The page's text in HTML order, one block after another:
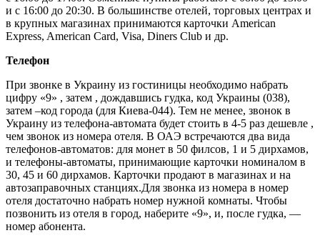
и с 16:00 до 20:30. В большинстве отелей, торговых центрах и
в крупных магазинах принимаются карточки American
Express, American Card, Visa, Diners Club и др.
Телефон
При звонке в Украину из гостиницы необходимо набрать
цифру «9» , затем , дождавшись гудка, код Украины (038),
затем –код города (для Киева-044). Тем не менее, звонок в
Украину из телефона-автомата будет стоить в 4-5 раз дешевле ,
чем звонок из номера отеля. В ОАЭ встречаются два вида
телефонов-автоматов: для монет в 50 филсов, 1 и 5 дирхамов,
и телефоны-автоматы, принимающие карточки номиналом в
30, 45 и 60 дирхамов. Карточки продают в магазинах и на
автозаправочных станциях.Для звонка из номера в номер
отеля достаточно набрать номер нужной комнаты. Чтобы
позвонить из отеля в город, наберите «9», и, после гудка, —
номер абонента.